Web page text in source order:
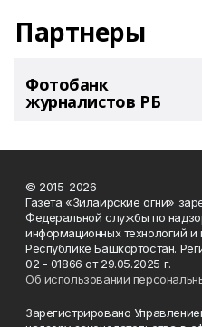
Партнеры
Фотобанк
журналистов РБ
© 2015-2026
Газета «Зилаирские огни»
Федеральной службы по
информационных технологий
Республике Башкортостан.
02 - 01866 от 29.05.2025 г.
Об использовании
Зарегистрировано